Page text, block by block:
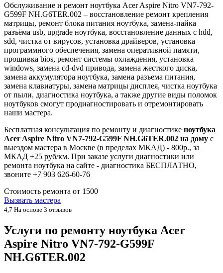
Обслуживание и ремонт ноутбука Acer Aspire Nitro VN7-792-
G599F NH.G6TER.002 – восстановление ремонт крепления
матрицы, ремонт блока питания ноутбука, замена-пайка
разъёма usb, upgrade ноутбука, восстановление данных с hdd,
sdd, чистка от вирусов, установка драйверов, установка
программного обеспечения, замена оперативной памяти,
прошивка bios, ремонт системы охлаждения, установка
windows, замена cd-dvd привода, замена жесткого диска,
замена аккумулятора ноутбука, замена разъема питания,
замена клавиатуры, замена матрицы дисплея, чистка ноутбука
от пыли, диагностика ноутбука, а также другие виды поломок
ноутбуков смогут продиагностировать и отремонтировать
наши мастера.
Бесплатная консультация по ремонту и диагностике ноутбука
Acer Aspire Nitro VN7-792-G599F NH.G6TER.002 на дому с
выездом мастера в Москве (в пределах МКАД) - 800р., за
МКАД +25 руб/км. При заказе услуги диагностики или
ремонта ноутбука на сайте - диагностика БЕСПЛАТНО,
звоните +7 903 626-60-76
Стоимость ремонта от 1500
Вызвать мастера
4,7 На основе 3 отзывов
Услуги по ремонту ноутбука Acer
Aspire Nitro VN7-792-G599F
NH.G6TER.002